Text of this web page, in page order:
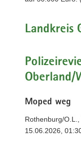
Landkreis
Oberland/
Moped weg
Rothenburg/
15.06.2026,